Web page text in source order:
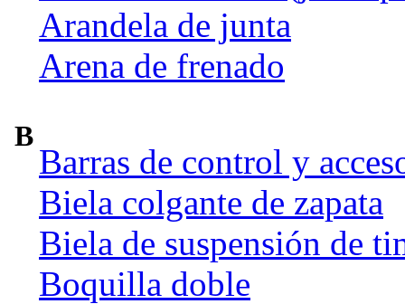
Arandela de junta
Arena de frenado
B
Barras de control y
Biela colgante de zapata
Biela de suspensión de
Boquilla doble